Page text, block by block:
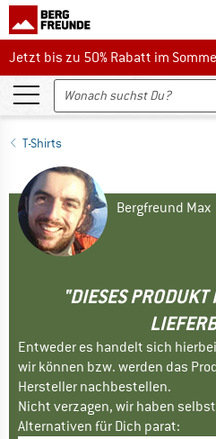
Jetzt bis zu 50% Rabatt im Sommer
Jetzt bis zu 50% Rabatt im
T-Shirts
Bergfreund Max
"DIESES
Entweder es handelt sich
wir können bzw. werden das
Hersteller nachbestellen.
Nicht verzagen, wir haben
Alternativen für Dich parat: